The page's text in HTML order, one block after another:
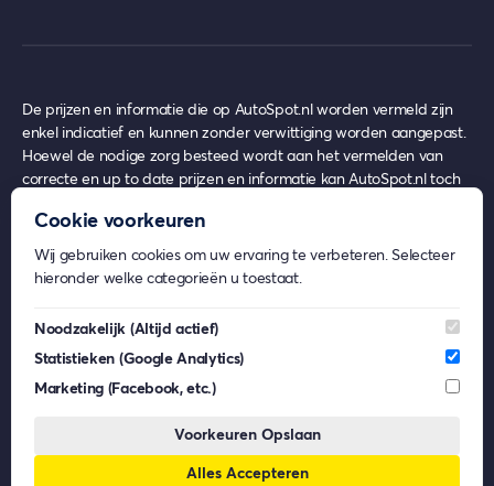
De prijzen en informatie die op AutoSpot.nl worden vermeld zijn
enkel indicatief en kunnen zonder verwittiging worden aangepast.
Hoewel de nodige zorg besteed wordt aan het vermelden van
correcte en up to date prijzen en informatie kan AutoSpot.nl toch
gebruik, waar echter nooit enige rechten uit ontleend kunnen
worden.
AutoSpot.nl geeft geen inhoudelijk advies over eventuele
partijen. De rechten van deze beelden behoren toe aan de
respectievelijke eigenaren. AutoSpot.nl gebruikt dit materiaal enkel
voor informatieve doeleinden en claimt geen eigendomsrechten.
voor (gevolg)schade die voortkomt uit het gebruik van AutoSpot.nl,
dan wel uit fouten of ontbrekende functionaliteiten op
Cookie voorkeuren
Wij gebruiken cookies om uw ervaring te verbeteren. Selecteer
hieronder welke categorieën u toestaat.
Noodzakelijk (Altijd actief)
Statistieken (Google Analytics)
Marketing (Facebook, etc.)
Voorkeuren Opslaan
Alles Accepteren